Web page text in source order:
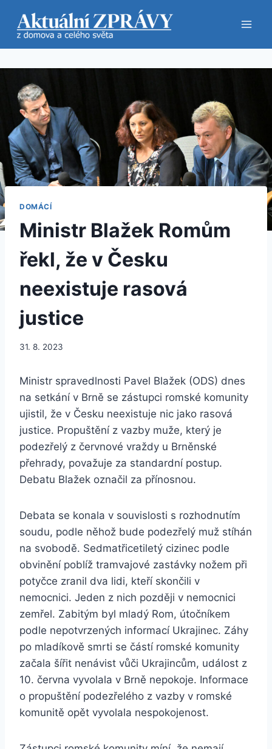
obsah
DOMÁCÍ
Ministr Blažek Romům
řekl, že v Česku
neexistuje rasová
justice
31. 8. 2023
Ministr spravedlnosti Pavel Blažek (ODS) dnes
na setkání v Brně se zástupci romské komunity
ujistil, že v Česku neexistuje nic jako rasová
justice. Propuštění z vazby muže, který je
podezřelý z červnové vraždy u Brněnské
přehrady, považuje za standardní postup.
Debatu Blažek označil za přínosnou.
Debata se konala v souvislosti s rozhodnutím
soudu, podle něhož bude podezřelý muž stíhán
na svobodě. Sedmatřicetiletý cizinec podle
obvinění poblíž tramvajové zastávky nožem při
potyčce zranil dva lidi, kteří skončili v
nemocnici. Jeden z nich později v nemocnici
zemřel. Zabitým byl mladý Rom, útočníkem
podle nepotvrzených informací Ukrajinec. Záhy
po mladíkově smrti se částí romské komunity
začala šířit nenávist vůči Ukrajincům, událost z
10. června vyvolala v Brně nepokoje. Informace
o propuštění podezřelého z vazby v romské
komunitě opět vyvolala nespokojenost.